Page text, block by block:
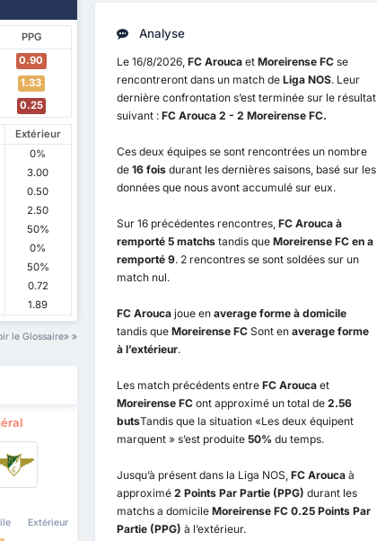
PPG
0.90
1.33
0.25
Extérieur
0%
3.00
0.50
2.50
50%
0%
50%
0.72
1.89
le Glossaire
Extérieur
Analyse
Le 16/8/2026, FC Aroucaet Moreirense FCse
rencontreront dans un match de Liga NOS. Leur
dernière confrontation s’est terminée sur le résultat
suivant : FC Arouca 2 - 2 Moreirense FC.
Ces deux équipes se sont rencontrées un nombre
de 16 foisdurant les dernières saisons, basé sur les
données que nous avont accumulé sur eux.
Sur 16 précédentes rencontres, FC Arouca à
remporté 5 matchstandis que Moreirense FC en a
remporté 9. 2 rencontres se sont soldées sur un
match nul.
FC Aroucajoue en average forme à domicile
tandis que Moreirense FCSont en average forme
à l’extérieur.
Les match précédents entre FC Aroucaet
Moreirense FCont approximé un total de 2.56
butsTandis que la situation «Les deux équipent
marquent » s’est produite 50% du temps.
Jusqu’à présent dans la Liga NOS, FC Aroucaà
approximé 2 Points Par Partie (PPG) durant les
matchs a domicile Moreirense FC 0.25 Points Par
Partie (PPG) à l’extérieur.